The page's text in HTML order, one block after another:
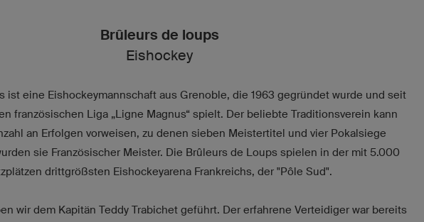
Brûleurs de loups
Eishockey
ist eine Eishockeymannschaft aus Grenoble, die 1963 gegründet wurde und seit
französischen Liga „Ligne Magnus“ spielt. Der beliebte Traditionsverein kann
an Erfolgen vorweisen, zu denen sieben Meistertitel und vier Pokalsiege
sie Französischer Meister. Die Brûleurs de Loups spielen in der mit 5.000
drittgrößsten Eishockeyarena Frankreichs, der "Pôle Sud".
wir dem Kapitän Teddy Trabichet geführt. Der erfahrene Verteidiger war bereits